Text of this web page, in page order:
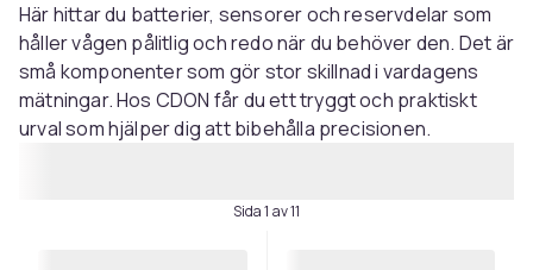
Här hittar du batterier, sensorer och reservdelar som
håller vågen pålitlig och redo när du behöver den. Det är
små komponenter som gör stor skillnad i vardagens
mätningar. Hos CDON får du ett tryggt och praktiskt
urval som hjälper dig att bibehålla precisionen.
Sida 1 av 11